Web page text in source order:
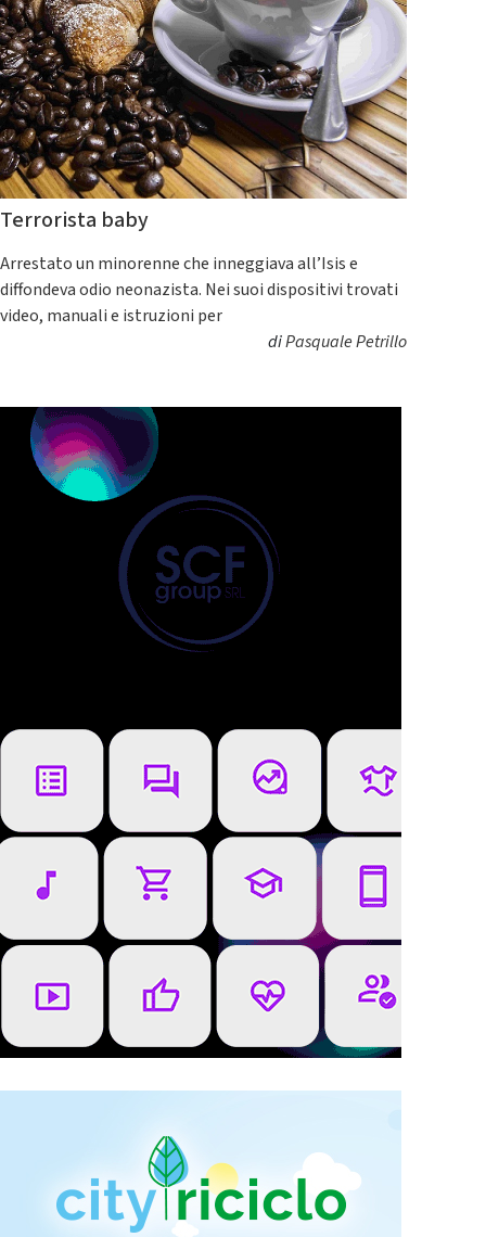
Terrorista baby
Arrestato un minorenne che inneggiava all’Isis e
diffondeva odio neonazista. Nei suoi dispositivi trovati
video, manuali e istruzioni per
diPasquale Petrillo